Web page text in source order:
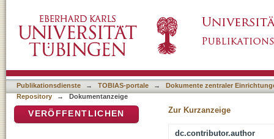
Publikationsdienste → TOBIAS-portale →
Dokumente zentraler
Repository
→ Dokumentanzeige
Zur Kurzanzeige
dc.contributor.author
VERÖFFENTLICHEN